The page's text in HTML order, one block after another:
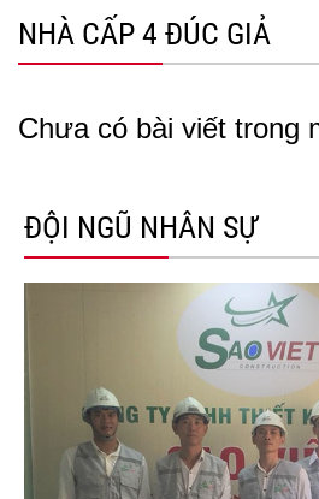
NHÀ CẤP 4 ĐÚC GIẢ
Chưa có bài viết trong
ĐỘI NGŨ NHÂN SỰ